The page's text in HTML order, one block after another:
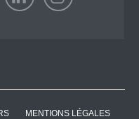
MENTIONS LÉGALES